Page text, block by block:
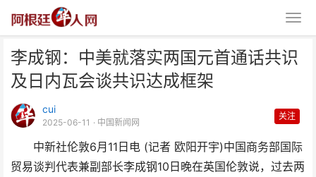
李成钢：中美就落实两国元首通话共识
及日内瓦会谈共识达成框架
cui
2025-06-11 · 中国新闻网
关注
中新社伦敦6月11日电 (记者 欧阳开宇)中国商务部国际
贸易谈判代表兼副部长李成钢10日晚在英国伦敦说，过去两
李成钢：中美就落实两国元首通话